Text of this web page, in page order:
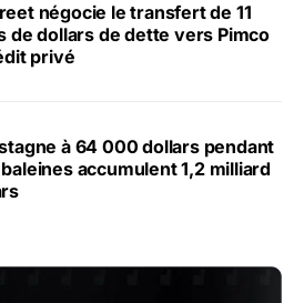
négocie le transfert de 11
de dollars de dette vers Pimco
privé
à 64 000 dollars pendant
accumulent 1,2 milliard